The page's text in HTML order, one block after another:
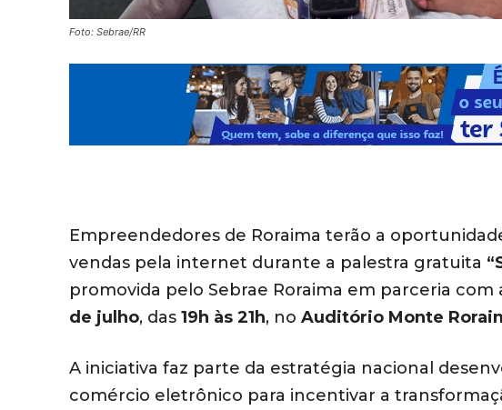
Foto: Sebrae/RR
Empreendedores de Roraima terão a
vendas pela internet durante a palestra gratuita
promovida pelo Sebrae Roraima em parceria com
de julho, das 19h às 21h, no Auditório Monte
A iniciativa faz parte da estratégia nacional
comércio eletrônico para incentivar a